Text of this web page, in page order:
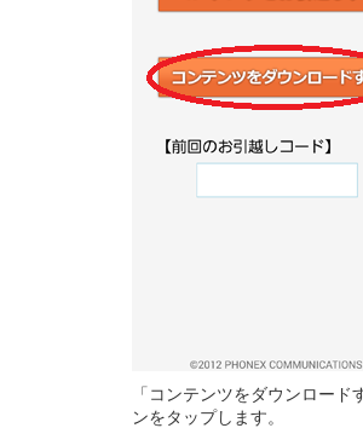
「コンテンツをダウンロード
ンをタップします。